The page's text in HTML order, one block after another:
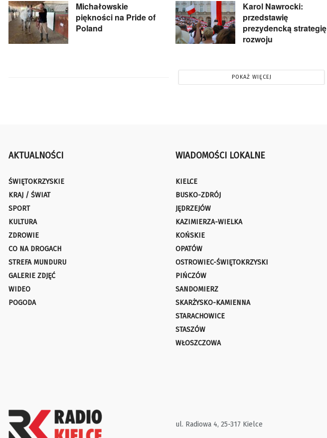
Michałowskie
piękności na Pride of
Poland
Karol Nawrocki:
przedstawię
prezydencką strategię
rozwoju
POKAŻ WIĘCEJ
AKTUALNOŚCI
ŚWIĘTOKRZYSKIE
KRAJ / ŚWIAT
SPORT
KULTURA
ZDROWIE
CO NA DROGACH
STREFA MUNDURU
GALERIE ZDJĘĆ
WIDEO
POGODA
WIADOMOŚCI LOKALNE
KIELCE
BUSKO-ZDRÓJ
JĘDRZEJÓW
KAZIMIERZA-WIELKA
KOŃSKIE
OPATÓW
OSTROWIEC-ŚWIĘTOKRZYSKI
PIŃCZÓW
SANDOMIERZ
SKARŻYSKO-KAMIENNA
STARACHOWICE
STASZÓW
WŁOSZCZOWA
ul. Radiowa 4, 25-317 Kielce